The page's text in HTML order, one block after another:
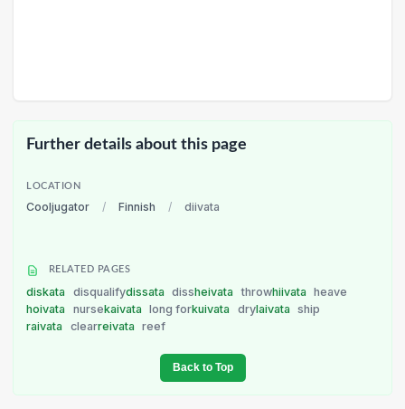
Further details about this page
LOCATION
Cooljugator / Finnish / diivata
RELATED PAGES
diskata disqualifydissata dissheivata throwhiivata
heave
hoivata
nursekaivata long forkuivata drylaivata
ship
raivata
clearreivata reef
Back to Top